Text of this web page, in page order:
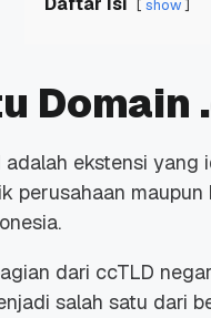
show
Domain
adalah ekstensi yang
perusahaan maupun
dari ccTLD
salah satu dari